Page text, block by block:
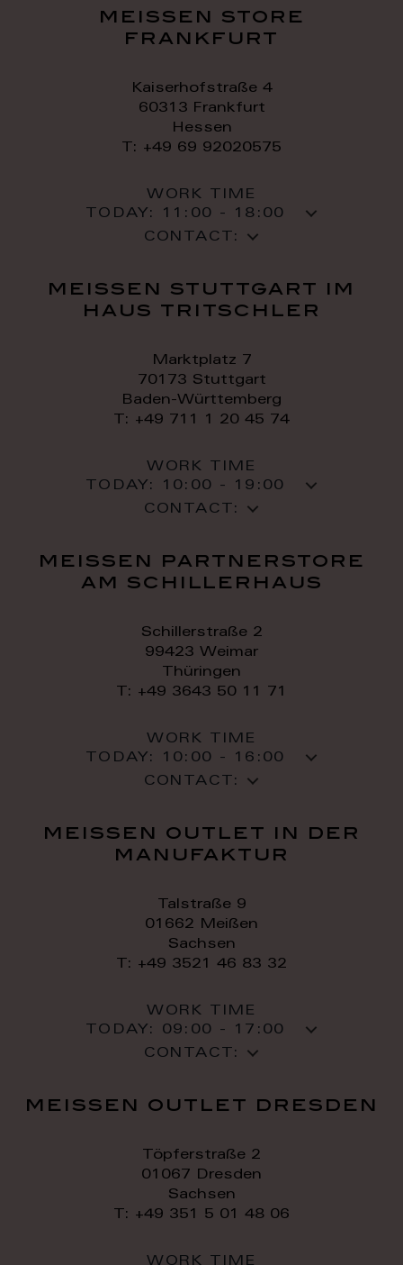
meissen store
frankfurt
Kaiserhofstraße 4
60313 Frankfurt
Hessen
T: +49 69 92020575
WORK TIME
TODAY:
11:00 - 18:00
CONTACT:
meissen stuttgart im
haus tritschler
Marktplatz 7
70173 Stuttgart
Baden-Württemberg
T: +49 711 1 20 45 74
WORK TIME
TODAY:
10:00 - 19:00
CONTACT:
meissen partnerstore
am schillerhaus
Schillerstraße 2
99423 Weimar
Thüringen
T: +49 3643 50 11 71
WORK TIME
TODAY:
10:00 - 16:00
CONTACT:
meissen outlet in der
manufaktur
Talstraße 9
01662 Meißen
Sachsen
T: +49 3521 46 83 32
WORK TIME
TODAY: 09:00 - 17:00
CONTACT:
meissen outlet dresden
Töpferstraße 2
01067 Dresden
Sachsen
T: +49 351 5 01 48 06
WORK TIME